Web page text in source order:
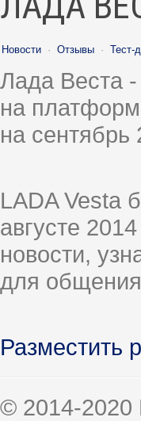
Новости · Отзывы · Тест-
Лада Веста
на
на
LADA Vesta
августе
новости,
для
Разместить
© 2014-2020